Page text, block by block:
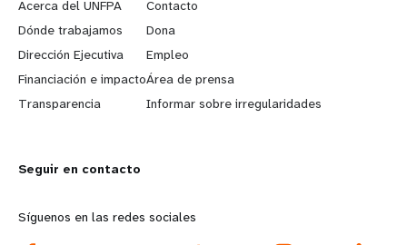
a
r
n
o
r
Acerca del UNFPA
Dónde trabajamos
Dirección Ejecutiva
Financiación e impacto
Transparencia
b
e
y
d
Contacto
Dona
Empleo
Área de prensa
Informar sobre irregularidades
Seguir en contacto
Síguenos en las redes sociales